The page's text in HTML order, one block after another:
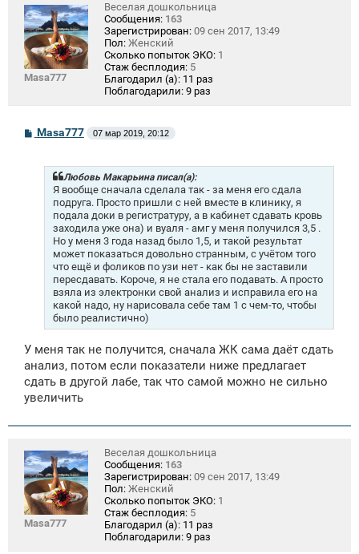
Masa777
Веселая дошкольница
Сообщения: 163
Зарегистрирован: 09 сен 2017, 13:49
Пол: Женский
Сколько попыток ЭКО: 1
Стаж бесплодия: 5
Благодарил (а): 11 раз
Поблагодарили: 9 раз
СMasa777 07 мар 2019, 20:12
Любовь Макарьина писал(а):
Я вообще сначала сделала так - за меня его сдала
подруга. Просто пришли с ней вместе в клинику, я
подала доки в регистратуру, а в кабинет сдавать кровь
заходила уже она) и вуаля - амг у меня получился 3,5 .
Но у меня 3 года назад было 1,5, и такой результат
может показаться довольно странным, с учётом того
что ещё и фоликов по узи нет - как бы не заставили
пересдавать. Короче, я не стала его подавать. А просто
взяла из электронки свой анализ и исправила его на
какой надо, ну нарисовала себе там 1 с чем-то, чтобы
было реалистично)
У меня так не получится, сначала ЖК сама даёт сдать
анализ, потом если показатели ниже предлагает
сдать в другой лабе, так что самой можно не сильно
увеличить
Masa777
Веселая дошкольница
Сообщения: 163
Зарегистрирован: 09 сен 2017, 13:49
Пол: Женский
Сколько попыток ЭКО: 1
Стаж бесплодия: 5
Благодарил (а): 11 раз
Поблагодарили: 9 раз